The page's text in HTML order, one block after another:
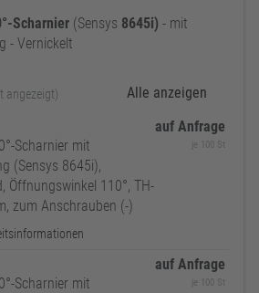
Scharnier (Sensys 8645i) - mit
- Vernickelt
angezeigt)
Alle anzeigen
Scharnier mit
(Sensys 8645i),
Öffnungswinkel 110°, TH-
zum Anschrauben (-)
auf Anfrage
je 100 St
Scharnier mit
auf Anfrage
je 100 St